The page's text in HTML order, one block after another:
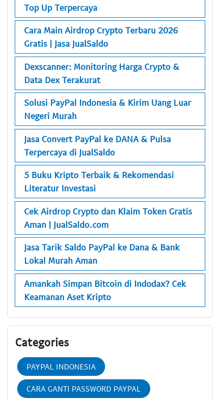
Top Up Terpercaya
Cara Main Airdrop Crypto Terbaru 2026
Gratis | Jasa JualSaldo
Dexscanner: Monitoring Harga Crypto &
Data Dex Terakurat
Solusi PayPal Indonesia & Kirim Uang Luar
Negeri Murah
Jasa Convert PayPal ke DANA & Pulsa
Terpercaya di JualSaldo
5 Buku Kripto Terbaik & Rekomendasi
Literatur Investasi
Cek Airdrop Crypto dan Klaim Token Gratis
Aman | JualSaldo.com
Jasa Tarik Saldo PayPal ke Dana & Bank
Lokal Murah Aman
Amankah Simpan Bitcoin di Indodax? Cek
Keamanan Aset Kripto
Categories
PAYPAL INDONESIA
CARA GANTI PASSWORD PAYPAL